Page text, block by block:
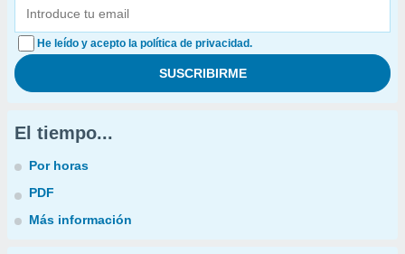
He leído y acepto la política de privacidad.
El tiempo...
Por horas
PDF
Más información